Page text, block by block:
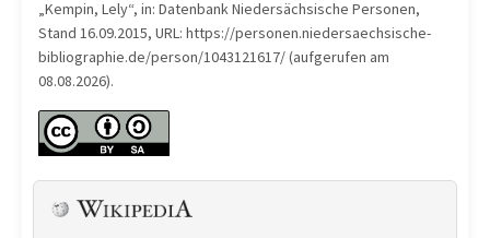
„Kempin, Lely“, in: Datenbank Niedersächsische Personen,
Stand 16.09.2015, URL: https://personen.niedersaechsische-
bibliographie.de/person/1043121617/ (aufgerufen am
08.08.2026).